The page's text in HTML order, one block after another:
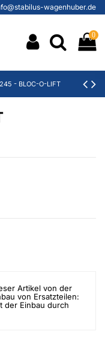
wagenhuber.de
0
- BLOC-O-LIFT
Artikel von der
von Ersatzteilen:
der Einbau durch